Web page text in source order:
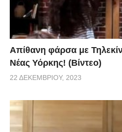
Απίθανη φάρσα με
Νέας Υόρκης! (Βίντεο)
22 ΔΕΚΕΜΒΡΊΟΥ, 2023